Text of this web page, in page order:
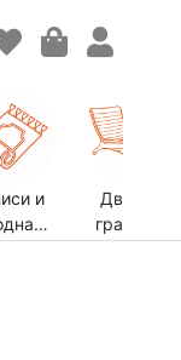
и
Двор и
градина